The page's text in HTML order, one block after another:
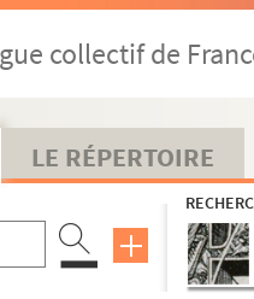
collectif de
LE RÉPERTOIRE